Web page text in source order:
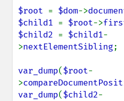
$root = $dom->
$child1 = $root->
$child2 = $child1-
>nextElementSibling;
var_dump($root-
>
var_dump($child2-